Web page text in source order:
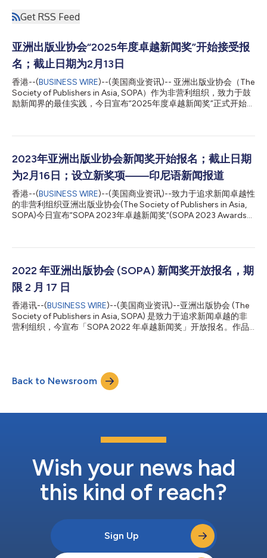
Get RSS Feed
亚洲出版业协会“2025年度卓越新闻奖”开始接受报
名；截止日期为2月13日
香港--(BUSINESS WIRE)--(美国商业资讯)-- 亚洲出版业协会（The
Society of Publishers in Asia, SOPA）作为非营利组织，致力于鼓
励新闻界的最佳实践，今日宣布“2025年度卓越新闻奖”正式开始报
高本地及区域媒体新闻报道的质量和专业标准。首次颁发于1999
利策奖”。 奖项涵盖21个类别，依据语言和出版物的规模分为三
组。全球和区域获奖者将通过英语及中文接受评审。今年SOPA将
第三次颁发“亚洲出版业协会印尼语新闻报道奖”，表彰在印尼引领
政治、商业或社会/文化国内议题的报道。 “我们很高兴再次举办这
一年度奖项，在新闻自由日益紧缩的时代，这一奖项能进一步鼓励
优秀的新闻报道，”SOPA编辑委员会的联席主席、台湾《天下杂
志》总编辑陈一姗表示，“我们期待来自视频、播客、专题报道和
2023年亚洲出版业协会新闻奖开始报名；截止日期
为2月16日；设立新奖项——印尼语新闻报道
香港--(BUSINESS WIRE)--(美国商业资讯)--致力于追求新闻卓越性
的非营利组织亚洲出版业协会(The Society of Publishers in Asia,
SOPA)今日宣布“SOPA 2023年卓越新闻奖”(SOPA 2023 Awards
太地区最佳新闻报道，将于明年迎来其成立25周年。该奖项横跨21
组（均为英文）和中文组。 在2023年的赛事中，SOPA将为印度
尼西亚语刊物设立一个新奖项类别；这个单项奖旨在表彰那些在政
治、商业或社会/文化事务方面设定本国议程的新闻报道。 彭博新
闻(Bloomberg News)亚太地区高级执行编辑暨SOPA编委会主席
Madeleine Lim表示：“SOPA Awards旨在激励记者追求卓越和创
新，表彰各大平台优秀报道中的佼佼者，并让公众体会到自由、鲜
活新闻的重要性。” 该年度奖项为亚太地区的较小规模刊物提供
2022 年亚洲出版协会 (SOPA) 新闻奖开放报名，期
限 2 月 17 日
香港讯--(BUSINESS WIRE)--(美国商业资讯)--亚洲出版协会 (The
Society of Publishers in Asia, SOPA) 是致力于追求新闻卓越的非
营利组织，今宣布「SOPA 2022 年卓越新闻奖」开放报名。作品
(Excellence in Audio Reporting) 及「卓越科技报导奖」
(Excellence in Technology Reporting)。希望奖励卓越的音频新
闻，以及阐明科技如何影响社会的杰出报导。 「SOPA 奖项鼓励亞
国家加强管制，这些新闻工作者仍持续在各媒体平台致力卓越报
会主席 Madeleine Lim 表示道。 「我们很高兴能增加两个奖项类
别，同時也很期待其他经典类别...
Back to Newsroom
Wish your news had
this kind of reach?
Sign Up